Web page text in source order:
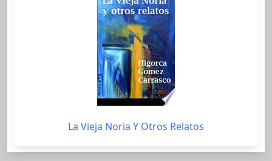
La Vieja Noria Y Otros Relatos